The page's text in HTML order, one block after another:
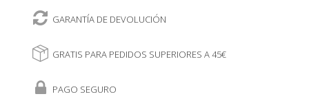
GARANTÍA DE DEVOLUCIÓN
GRATIS PARA PEDIDOS SUPERIORES A 45€
PAGO SEGURO